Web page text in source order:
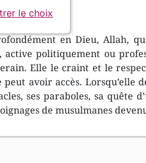
en Dieu, Allah,
politiquement ou
Elle le craint et le
avoir accès. Lorsqu’elle
ses paraboles, sa quête
de musulmanes
le choix